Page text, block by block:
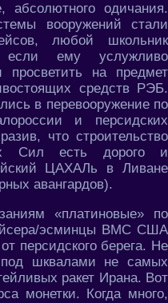
абсолютного одичания.
вооружений стали
любой школьник
если ему услужливо
на предмет
средств РЭБ.
в перевооружение по
и персидских
что строительство
Сил есть дорого и
ЦАХАЛь в Ливане
авангардов).
«платиновые» по
эсминцы ВМС США
персидского берега. Не
шквалами не самых
ракет Ирана. Вот
монетки. Когда много,